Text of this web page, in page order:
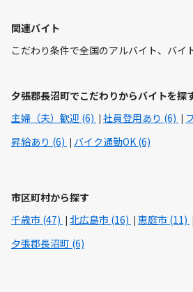
関連バイト
こだわり条件で全国のアルバイト、バイ
夕張郡長沼町でこだわりからバイトを探
主婦（夫）歓迎 (6)
社員登用あり (6)
昇給あり (6)
バイク通勤OK (6)
市区町村から探す
千歳市 (47)
北広島市 (16) 恵庭市 (11)
夕張郡長沼町 (6)